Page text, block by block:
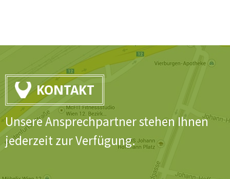
KONTAKT
Unsere Ansprechpartner stehen Ihnen
jederzeit zur Verfügung.